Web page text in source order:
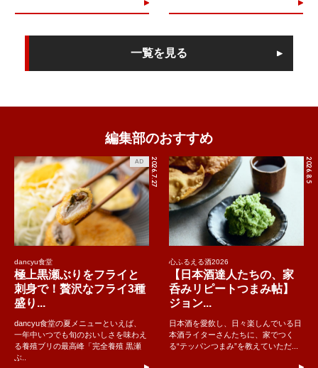
一覧を見る
編集部のおすすめ
2026.7.27
AD
dancyu食堂
極上黒瀬ぶりをフライと
刺身で！贅沢なフライ3種
盛り...
dancyu食堂の夏メニューといえば、
一年中いつでも旬のおいしさを味わえ
る養殖ブリの最高峰「完全養殖 黒瀬
ぶ..
2026.8.5
心ふるえる酒2026
【日本酒達人たちの、家
呑みリピートつまみ帖】
ジョン...
日本酒を愛飲し、日々楽しんでいる日
本酒ライターさんたちに、家でつく
る“テッパンつまみ”を教えていただ...